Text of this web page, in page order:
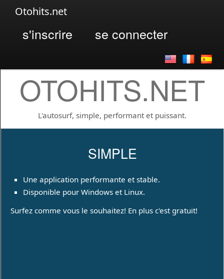
Otohits.net
s'inscrire se connecter
OTOHITS.NET
L'autosurf, simple, performant et puissant.
SIMPLE
Une application performante et stable.
Disponible pour Windows et Linux.
Surfez comme vous le souhaitez! En plus c'est gratuit!